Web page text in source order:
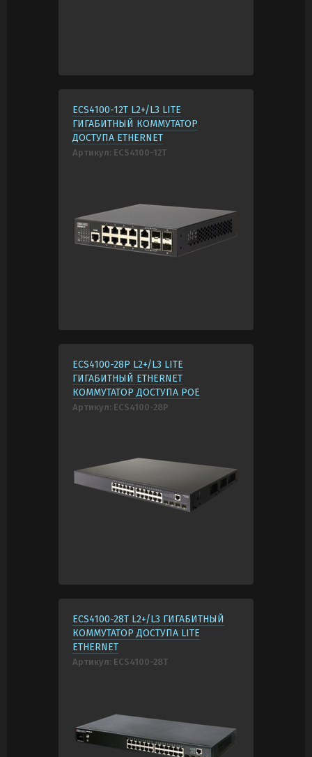
ECS4100-12T L2+/L3 LITE
ГИГАБИТНЫЙ КОММУТАТОР
ДОСТУПА ETHERNET
Артикул: ECS4100-12T
ECS4100-28P L2+/L3 LITE
ГИГАБИТНЫЙ ETHERNET
КОММУТАТОР ДОСТУПА POE
Артикул: ECS4100-28P
ECS4100-28T L2+/L3 ГИГАБИТНЫЙ
КОММУТАТОР ДОСТУПА LITE
ETHERNET
Артикул: ECS4100-28T